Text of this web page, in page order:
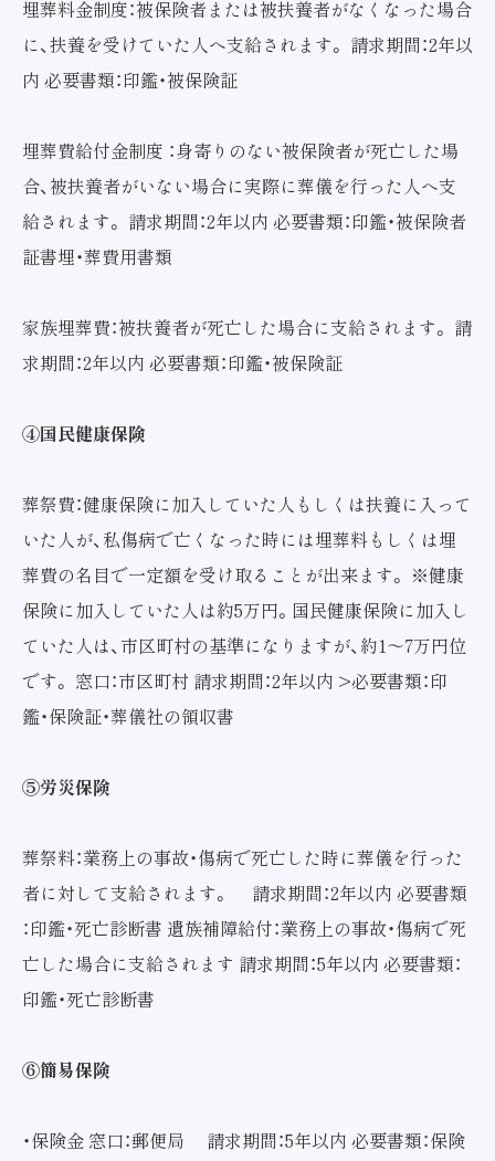
埋葬料金制度：被保険者または被扶養者がなくなった場合
に、扶養を受けていた人へ支給されます。 請求期間：2年以
内 必要書類：印鑑・被保険証
埋葬費給付金制度 ：身寄りのない被保険者が死亡した場
合、被扶養者がいない場合に実際に葬儀を行った人へ支
給されます。 請求期間：2年以内 必要書類：印鑑・被保険者
証書埋・葬費用書類
家族埋葬費：被扶養者が死亡した場合に支給されます。 請
求期間：2年以内 必要書類：印鑑・被保険証
④国民健康保険
葬祭費：健康保険に加入していた人もしくは扶養に入って
いた人が、私傷病で亡くなった時には埋葬料もしくは埋
葬費の名目で一定額を受け取ることが出来ます。 ※健康
保険に加入していた人は約5万円。国民健康保険に加入し
ていた人は、市区町村の基準になりますが、約1～7万円位
です。 窓口：市区町村 請求期間：2年以内 >必要書類：印
鑑・保険証・葬儀社の領収書
⑤労災保険
葬祭料：業務上の事故・傷病で死亡した時に葬儀を行った
者に対して支給されます。 請求期間：2年以内 必要書類
：印鑑・死亡診断書 遺族補障給付：業務上の事故・傷病で死
亡した場合に支給されます 請求期間：5年以内 必要書類：
印鑑・死亡診断書
⑥簡易保険
・保険金 窓口：郵便局 請求期間：5年以内 必要書類：保険